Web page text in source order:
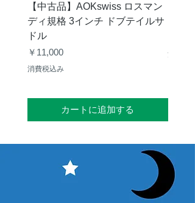
露出時間 7us-900sec
シャッター
形式
オートガイ
可能（ST-4互
望遠鏡接続
1.25インチフィ
【中古品】AOKswiss ロスマン
ディ規格 3インチ ドブテイルサ
ドル
価格
￥11,000
消費税込み
カートに追加する
消費税込